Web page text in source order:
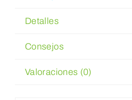
WooCommerce My Account
Detalles
Consejos
Valoraciones (0)